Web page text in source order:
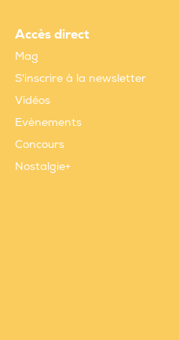
Accès direct
Mag
S'inscrire à la newsletter
Vidéos
Evènements
Concours
Nostalgie+